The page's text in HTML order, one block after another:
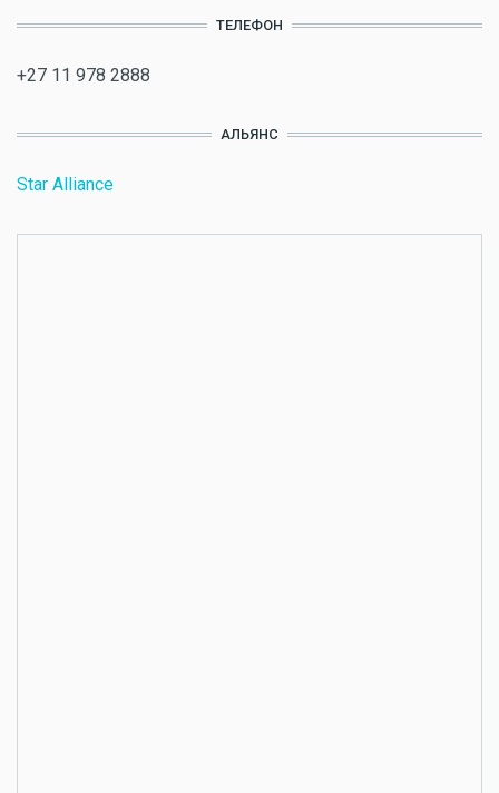
ТЕЛЕФОН
+27 11 978 2888
АЛЬЯНС
Star Alliance